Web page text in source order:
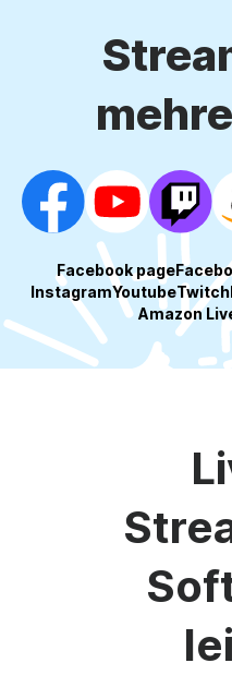
Facebook page
InstagramYoutubeTwitch
Amazon